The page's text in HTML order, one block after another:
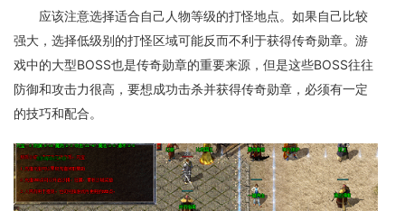
应该注意选择适合自己人物等级的打怪地点。如果自己比较
强大，选择低级别的打怪区域可能反而不利于获得传奇勋章。游
戏中的大型BOSS也是传奇勋章的重要来源，但是这些BOSS往往
防御和攻击力很高，要想成功击杀并获得传奇勋章，必须有一定
的技巧和配合。